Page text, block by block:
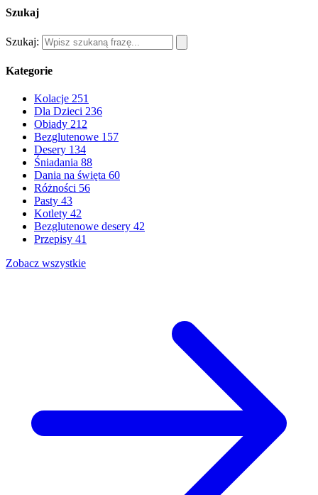
Szukaj
Szukaj:
Kategorie
Kolacje 251
Dla Dzieci 236
Obiady 212
Bezglutenowe 157
Desery 134
Śniadania 88
Dania na święta 60
Różności 56
Pasty 43
Kotlety 42
Bezglutenowe desery 42
Przepisy 41
Zobacz wszystkie